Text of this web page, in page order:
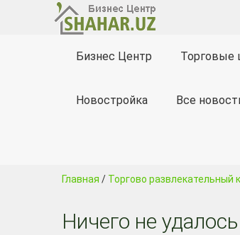
Бизнес Центр Торговые
Новостройка Все
Главная / Торгово развлекательный
Ничего не